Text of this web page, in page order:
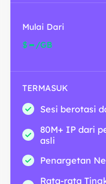
Mulai Dari
$-/GB
TERMASUK
Sesi berotasi
80M+ IP dari
asli
Penargetan
Rata-rata